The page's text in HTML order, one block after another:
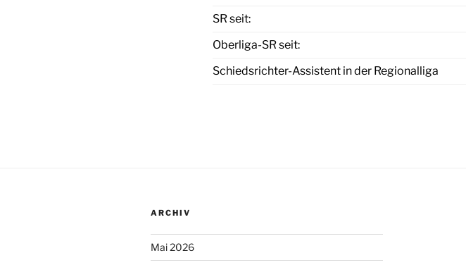
SR seit:
Oberliga-SR seit:
Schiedsrichter-Assistent in der Regionalliga
ARCHIV
Mai 2026